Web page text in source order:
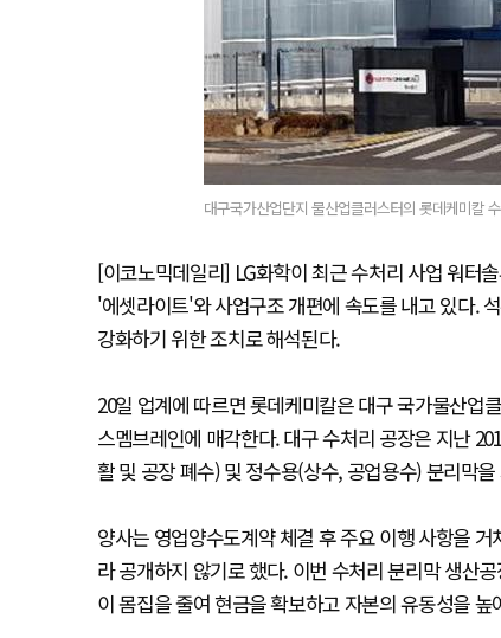
대구국가산업단지 물산업클러스터의 롯데케미칼
[이코노믹데일리] LG화학이 최근 수처리 사업 워터
'에셋라이트'와 사업구조 개편에 속도를 내고 있다.
강화하기 위한 조치로 해석된다.
20일 업계에 따르면 롯데케미칼은 대구 국가물산업
스멤브레인에 매각한다. 대구 수처리 공장은 지난
활 및 공장 폐수) 및 정수용(상수, 공업용수) 분리막
양사는 영업양수도계약 체결 후 주요 이행 사항을
라 공개하지 않기로 했다. 이번 수처리 분리막 생산
이 몸집을 줄여 현금을 확보하고 자본의 유동성을